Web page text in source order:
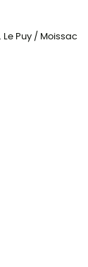
Le Puy / Moissac